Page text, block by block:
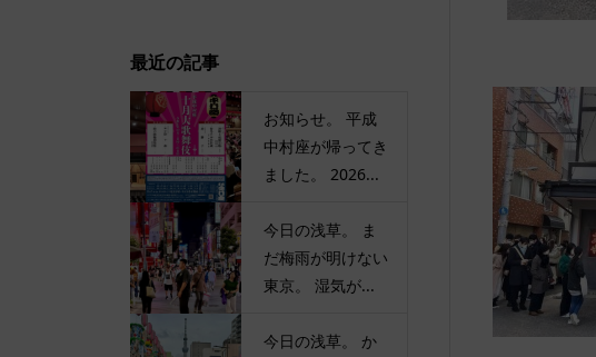
最近の記事
お知らせ。 平成
中村座が帰ってき
ました。 2026...
今日の浅草。 ま
だ梅雨が明けない
東京。 湿気が...
今日の浅草。 か